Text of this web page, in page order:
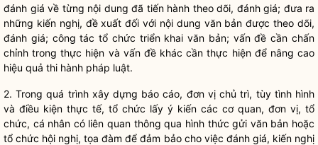
đánh giá về từng nội dung đã tiến hành theo dõi, đánh giá; đưa ra
những kiến nghị, đề xuất đối với nội dung văn bản được theo dõi,
đánh giá; công tác tổ chức triển khai văn bản; vấn đề cần chấn
chỉnh trong thực hiện và vấn đề khác cần thực hiện để nâng cao
hiệu quả thi hành pháp luật.
2. Trong quá trình xây dựng báo cáo, đơn vị chủ trì, tùy tình hình
và điều kiện thực tế, tổ chức lấy ý kiến các cơ quan, đơn vị, tổ
chức, cá nhân có liên quan thông qua hình thức gửi văn bản hoặc
tổ chức hội nghị, tọa đàm để đảm bảo cho việc đánh giá, kiến nghị